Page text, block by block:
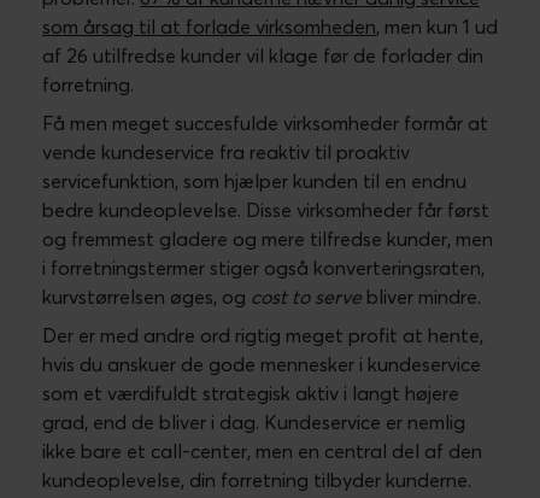
Hvad så nu?
Novicell tilbyder strategisk sparring på
kundeserviceområdet, og sammen med vores
partnerHelphouse.io tilbyder vi ogsåZendesk-
implementering i din organisation.
Så skal vi tage en kop kaffe og diskutere strategisk
kundeservice i din virksomhed?
KONTAKT NOVICELL